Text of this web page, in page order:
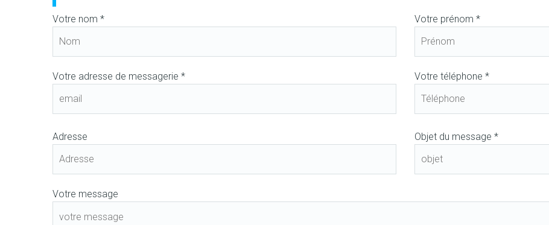
Votre nom *
Votre adresse de messagerie *
Votre prénom *
Votre téléphone *
Adresse Objet du message *
Votre message